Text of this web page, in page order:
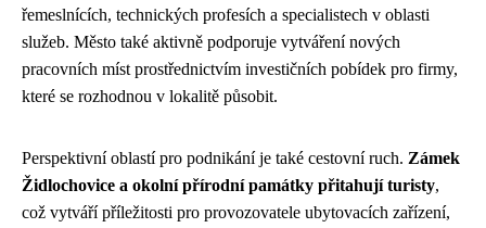
řemeslnících, technických profesích a specialistech v oblasti
služeb. Město také aktivně podporuje vytváření nových
pracovních míst prostřednictvím investičních pobídek pro firmy,
které se rozhodnou v lokalitě působit.
Perspektivní oblastí pro podnikání je také cestovní ruch. Zámek
Židlochovice a okolní přírodní památky přitahují turisty,
což vytváří příležitosti pro provozovatele ubytovacích zařízení,